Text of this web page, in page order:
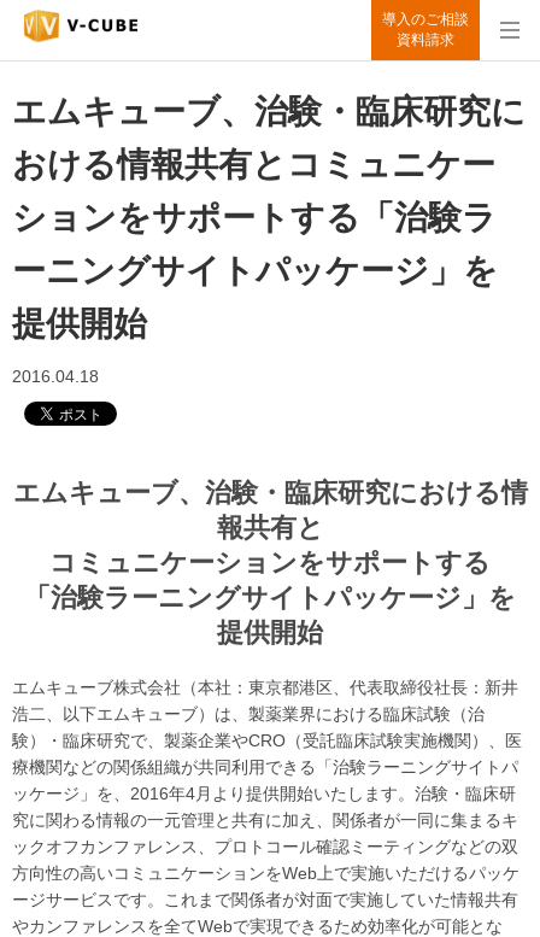
導入のご相談
資料請求
エムキューブ、治験・臨床研究に
おける情報共有とコミュニケー
ションをサポートする「治験ラ
ーニングサイトパッケージ」を
提供開始
2016.04.18
エムキューブ、治験・臨床研究における情
報共有と
コミュニケーションをサポートする
「治験ラーニングサイトパッケージ」を
提供開始
エムキューブ株式会社（本社：東京都港区、代表取締役社長：新井
浩二、以下エムキューブ）は、製薬業界における臨床試験（治
験）・臨床研究で、製薬企業やCRO（受託臨床試験実施機関）、医
療機関などの関係組織が共同利用できる「治験ラーニングサイトパ
ッケージ」を、2016年4月より提供開始いたします。治験・臨床研
究に関わる情報の一元管理と共有に加え、関係者が一同に集まるキ
ックオフカンファレンス、プロトコール確認ミーティングなどの双
方向性の高いコミュニケーションをWeb上で実施いただけるパッケ
ージサービスです。これまで関係者が対面で実施していた情報共有
やカンファレンスを全てWebで実現できるため効率化が可能とな